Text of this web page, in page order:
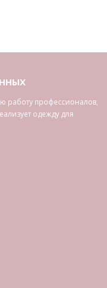
работу профессионалов,
одежду для